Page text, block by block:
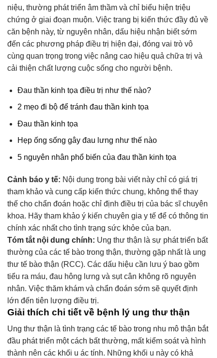
niệu, thường phát triển âm thầm và chỉ biểu hiện triệu
chứng ở giai đoạn muộn. Việc trang bị kiến thức đầy đủ về
căn bệnh này, từ nguyên nhân, dấu hiệu nhận biết sớm
đến các phương pháp điều trị hiện đại, đóng vai trò vô
cùng quan trọng trong việc nâng cao hiệu quả chữa trị và
cải thiện chất lượng cuộc sống cho người bệnh.
Đau thần kinh tọa điều trị như thế nào?
2 mẹo đi bộ để tránh đau thần kinh tọa
Đau thần kinh tọa
Hẹp ống sống gây đau lưng như thế nào
5 nguyên nhân phổ biến của đau thần kinh tọa
Cảnh báo y tế: Nội dung trong bài viết này chỉ có giá trị
tham khảo và cung cấp kiến thức chung, không thể thay
thế cho chẩn đoán hoặc chỉ định điều trị của bác sĩ chuyên
khoa. Hãy tham khảo ý kiến chuyên gia y tế để có thông tin
chính xác nhất cho tình trạng sức khỏe của bạn.
Tóm tắt nội dung chính: Ung thư thận là sự phát triển bất
thường của các tế bào trong thận, thường gặp nhất là ung
thư tế bào thận (RCC). Các dấu hiệu cần lưu ý bao gồm
tiểu ra máu, đau hông lưng và sụt cân không rõ nguyên
nhân. Việc thăm khám và chẩn đoán sớm sẽ quyết định
lớn đến tiên lượng điều trị.
Giải thích chi tiết về bệnh lý ung thư thận
Ung thư thận là tình trạng các tế bào trong nhu mô thận bắt
đầu phát triển một cách bất thường, mất kiểm soát và hình
thành nên các khối u ác tính. Những khối u này có khả